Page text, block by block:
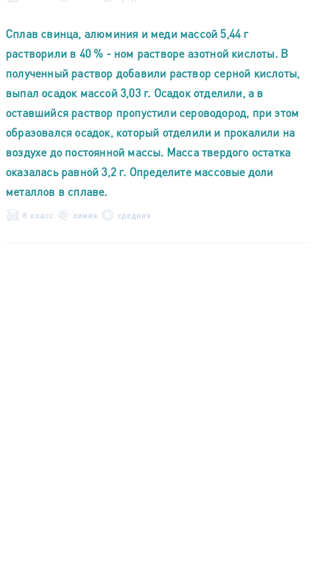
Сплав свинца, алюминия и меди массой 5,44 г
растворили в 40 % - ном растворе азотной кислоты. В
полученный раствор добавили раствор серной кислоты,
выпал осадок массой 3,03 г. Осадок отделили, а в
оставшийся раствор пропустили сероводород, при этом
образовался осадок, который отделили и прокалили на
воздухе до постоянной массы. Масса твердого остатка
оказалась равной 3,2 г. Определите массовые доли
металлов в сплаве.
8 класс химия средняя